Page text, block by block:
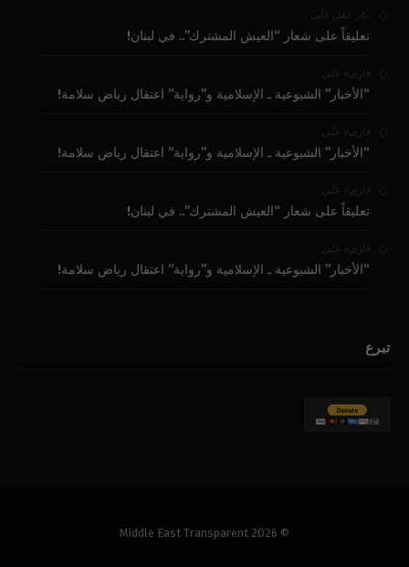
بيار عقل على
تعليقاً على شعار “العيش المشترك”.. في لبنان!
قارىء على
“الأخبار” الشيوعية ـ الإسلامية و”رواية” اعتقال رياض سلامة!
قارىء على
“الأخبار” الشيوعية ـ الإسلامية و”رواية” اعتقال رياض سلامة!
قارىء على
تعليقاً على شعار “العيش المشترك”.. في لبنان!
قارىء على
“الأخبار” الشيوعية ـ الإسلامية و”رواية” اعتقال رياض سلامة!
تبرع
© 2026 Middle East Transparent